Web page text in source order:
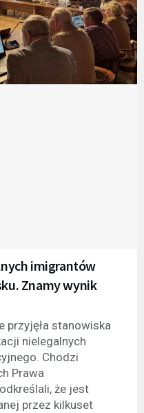
imigrantów
Znamy wynik
przyjęła stanowiska
nielegalnych
Chodzi
Prawa
że jest
przez kilkuset